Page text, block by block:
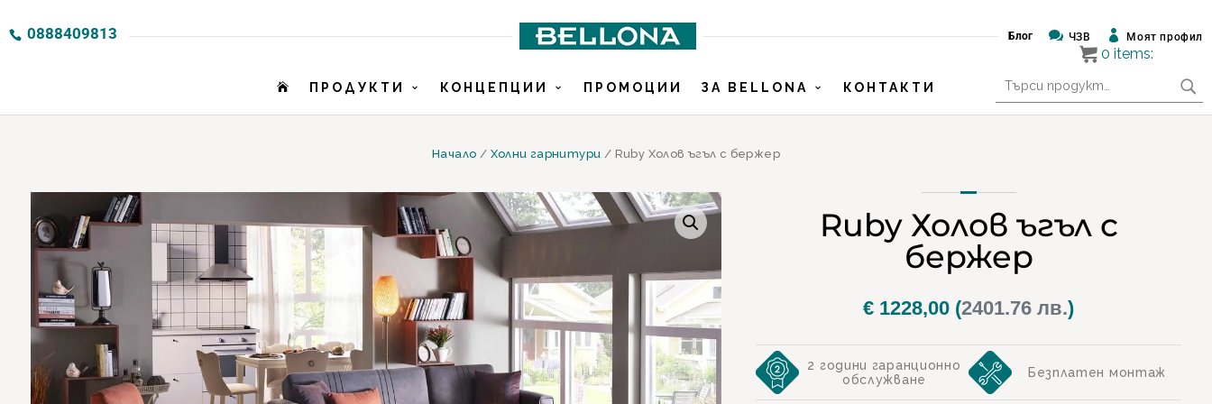
0888409813 Блог  ЧЗВ  Моят профил
 ПРОДУКТИ КОНЦЕПЦИИ ПРОМОЦИИ ЗА BELLONA КОНТАКТИ
за:
Начало / Холни гарнитури / Ruby Холов ъгъл с бержер
Ruby Холов ъгъл с
бержер
€ 1228,00 (2401.76 лв.)
2 години гаранционно
обслужване
Безплатен монтаж
0 items: